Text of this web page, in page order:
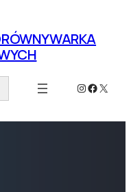
Instagram
X